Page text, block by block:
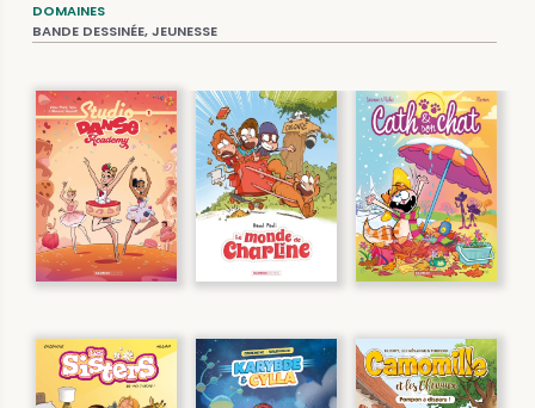
DOMAINES
BANDE DESSINÉE, JEUNESSE